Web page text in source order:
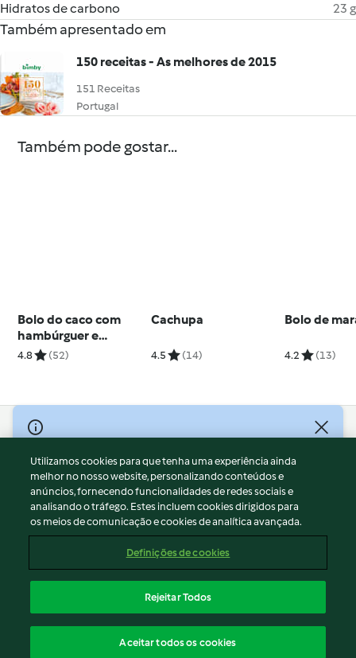
Hidratos de carbono
23 g
Também apresentado em
150 receitas - As melhores de 2015
151 Receitas
Portugal
Também pode gostar...
Bolo do caco com
hambúrguer e
coleslaw
4.8 (52)
Cachupa
4.5 (14)
Bolo de
4.2 (13)
© Copyright 2026
Termos de Utilização
Aviso sobre Proteção de Dados
Aviso
Apoio legal
Conteúdo do relatório
Declaração de acessibilidade
Utilizamos cookies para que tenha uma experiência ainda
melhor no nosso website, personalizando conteúdos e
anúncios, fornecendo funcionalidades de redes sociais e
analisando o tráfego. Estes incluem cookies dirigidos para
os meios de comunicação e cookies de analítica avançada.
Definições de cookies
Rejeitar Todos
Aceitar todos os cookies